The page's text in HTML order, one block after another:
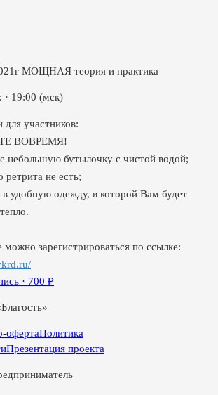
МОЩНАЯ теория и практика
· 19:00 (мск)
для участников:
ВОВРЕМЯ!
небольшую бутылочку с чистой водой;
ретрита не есть;
в удобную одежду, в которой Вам будет
зарегистрироваться по ссылке:
· 700 ₽
офертаПолитика
Презентация проекта